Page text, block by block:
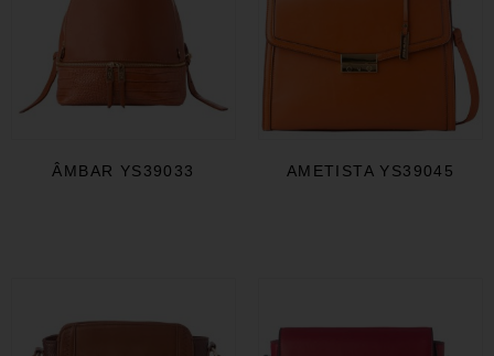
ÂMBAR YS39033 AMETISTA YS39045